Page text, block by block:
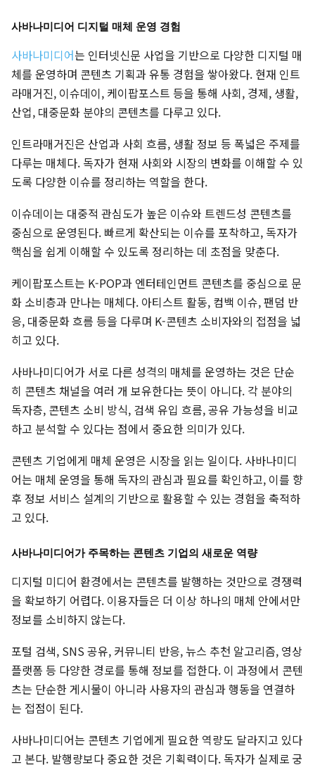
사바나미디어 디지털 매체 운영 경험
사바나미디어는 인터넷신문 사업을 기반으로 다양한 디지털 매
체를 운영하며 콘텐츠 기획과 유통 경험을 쌓아왔다. 현재 인트
라매거진, 이슈데이, 케이팝포스트 등을 통해 사회, 경제, 생활,
산업, 대중문화 분야의 콘텐츠를 다루고 있다.
인트라매거진은 산업과 사회 흐름, 생활 정보 등 폭넓은 주제를
다루는 매체다. 독자가 현재 사회와 시장의 변화를 이해할 수 있
도록 다양한 이슈를 정리하는 역할을 한다.
이슈데이는 대중적 관심도가 높은 이슈와 트렌드성 콘텐츠를
중심으로 운영된다. 빠르게 확산되는 이슈를 포착하고, 독자가
핵심을 쉽게 이해할 수 있도록 정리하는 데 초점을 맞춘다.
케이팝포스트는 K-POP과 엔터테인먼트 콘텐츠를 중심으로 문
화 소비층과 만나는 매체다. 아티스트 활동, 컴백 이슈, 팬덤 반
응, 대중문화 흐름 등을 다루며 K-콘텐츠 소비자와의 접점을 넓
히고 있다.
사바나미디어가 서로 다른 성격의 매체를 운영하는 것은 단순
히 콘텐츠 채널을 여러 개 보유한다는 뜻이 아니다. 각 분야의
독자층, 콘텐츠 소비 방식, 검색 유입 흐름, 공유 가능성을 비교
하고 분석할 수 있다는 점에서 중요한 의미가 있다.
콘텐츠 기업에게 매체 운영은 시장을 읽는 일이다. 사바나미디
어는 매체 운영을 통해 독자의 관심과 필요를 확인하고, 이를 향
후 정보 서비스 설계의 기반으로 활용할 수 있는 경험을 축적하
고 있다.
사바나미디어가 주목하는 콘텐츠 기업의 새로운 역량
디지털 미디어 환경에서는 콘텐츠를 발행하는 것만으로 경쟁력
을 확보하기 어렵다. 이용자들은 더 이상 하나의 매체 안에서만
정보를 소비하지 않는다.
포털 검색, SNS 공유, 커뮤니티 반응, 뉴스 추천 알고리즘, 영상
플랫폼 등 다양한 경로를 통해 정보를 접한다. 이 과정에서 콘텐
츠는 단순한 게시물이 아니라 사용자의 관심과 행동을 연결하
는 접점이 된다.
사바나미디어는 콘텐츠 기업에게 필요한 역량도 달라지고 있다
고 본다. 발행량보다 중요한 것은 기획력이다. 독자가 실제로 궁